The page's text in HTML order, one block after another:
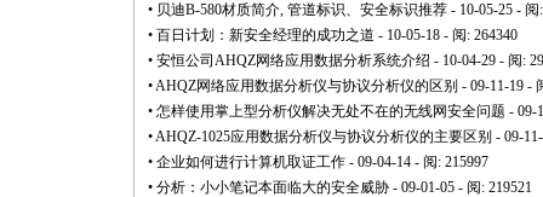
• 贝迪B-580材质简介, 管道标识、安全标识推荐 - 10-05-25 - 阅
• 百日计划：新安全经理的成功之道 - 10-05-18 - 阅: 264340
• 安恒公司AHQZ网络应用数据分析系统介绍 - 10-04-29 - 阅:
•AHQZ网络应用数据分析仪与协议分析仪的区别 - 09-11-19 -
• 怎样使用掌上型分析仪解决无处不在的无线网安全问题 - 09-
•AHQZ-1025应用数据分析仪与协议分析仪的主要区别 - 09-
• 企业如何进行计算机取证工作 - 09-04-14 - 阅: 215997
• 分析：小小笔记本面临大的安全威胁 - 09-01-05 - 阅: 219521